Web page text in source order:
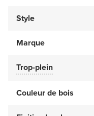
Style
Marque
Trop-plein
Couleur de bois